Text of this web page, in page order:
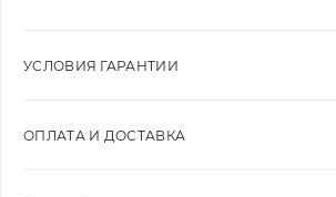
УСЛОВИЯ ГАРАНТИИ
ОПЛАТА И ДОСТАВКА